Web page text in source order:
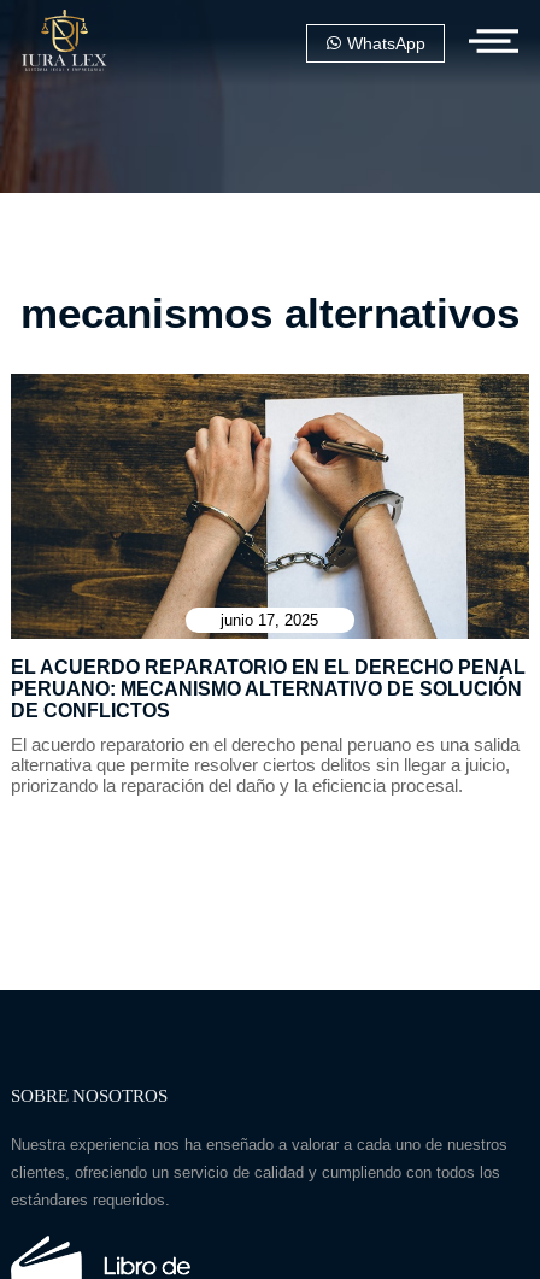
WhatsApp
mecanismos alternativos
junio 17, 2025
EL ACUERDO REPARATORIO EN EL DERECHO PENAL
PERUANO: MECANISMO ALTERNATIVO DE SOLUCIÓN
DE CONFLICTOS
El acuerdo reparatorio en el derecho penal peruano es una salida
alternativa que permite resolver ciertos delitos sin llegar a juicio,
priorizando la reparación del daño y la eficiencia procesal.
SOBRE NOSOTROS
Nuestra experiencia nos ha enseñado a valorar a cada uno de nuestros
clientes, ofreciendo un servicio de calidad y cumpliendo con todos los
estándares requeridos.